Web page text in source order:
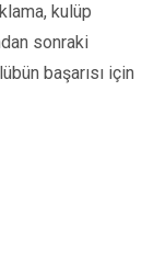
kulüp
sonraki
başarısı için